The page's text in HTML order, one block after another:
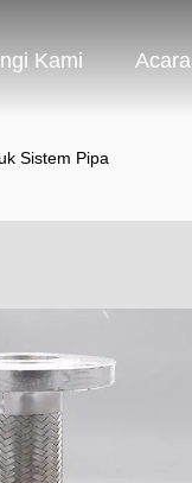
Kami Acara
Sistem Pipa